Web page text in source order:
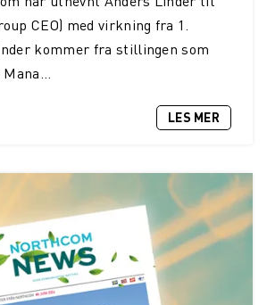
CEO) med virkning fra 1.
kommer fra stillingen som
LES MER